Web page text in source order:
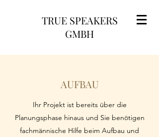
TRUE SPEAKERS
GMBH
AUFBAU
Ihr Projekt ist bereits über die
Planungsphase hinaus und Sie benötigen
fachmännische Hilfe beim Aufbau und